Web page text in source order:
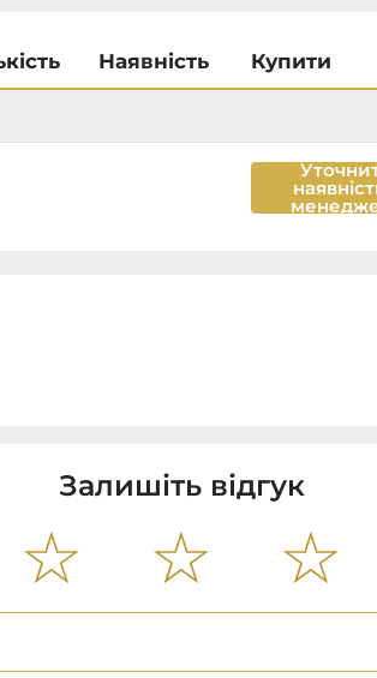
Наявність Купити
Залишіть відгук